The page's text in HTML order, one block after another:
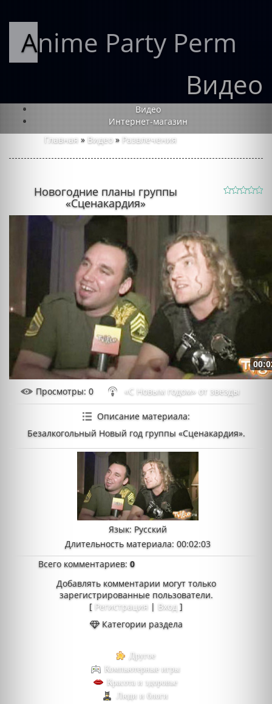
Anime Party Perm
Видео
Видео
Интернет-магазин
Главная » Видео » Развлечения
Новогодние планы группы
«Сценакардия»
Просмотры: 0 «С Новым годом» от звезды
Описание материала:
Безалкогольный Новый год группы «Сценакардия».
Язык: Русский
Длительность материала: 00:02:03
Всего комментариев:0
Добавлять комментарии могут только
зарегистрированные пользователи.
[ Регистрация | Вход ]
Категории раздела
Другое
Компьютерные игры
Красота и здоровье
Люди и блоги